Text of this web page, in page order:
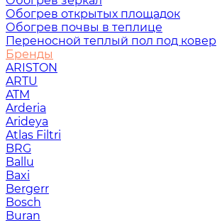
Обогрев открытых площадок
Обогрев почвы в теплице
Переносной теплый пол под ковер
Бренды
ARISTON
ARTU
ATM
Arderia
Arideya
Atlas Filtri
BRG
Ballu
Baxi
Bergerr
Bosch
Buran